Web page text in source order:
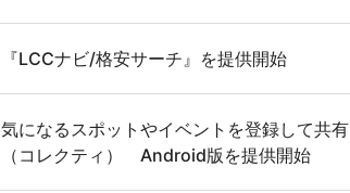
『LCCナビ/格安サーチ』を提供開始
気になるスポットやイベントを登録して共
（コレクティ） Android版を提供開始